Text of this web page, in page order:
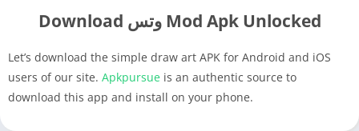
Download وتس Mod Apk Unlocked
Let’s download the simple draw art APK for Android and iOS
users of our site. Apkpursue is an authentic source to
download this app and install on your phone.